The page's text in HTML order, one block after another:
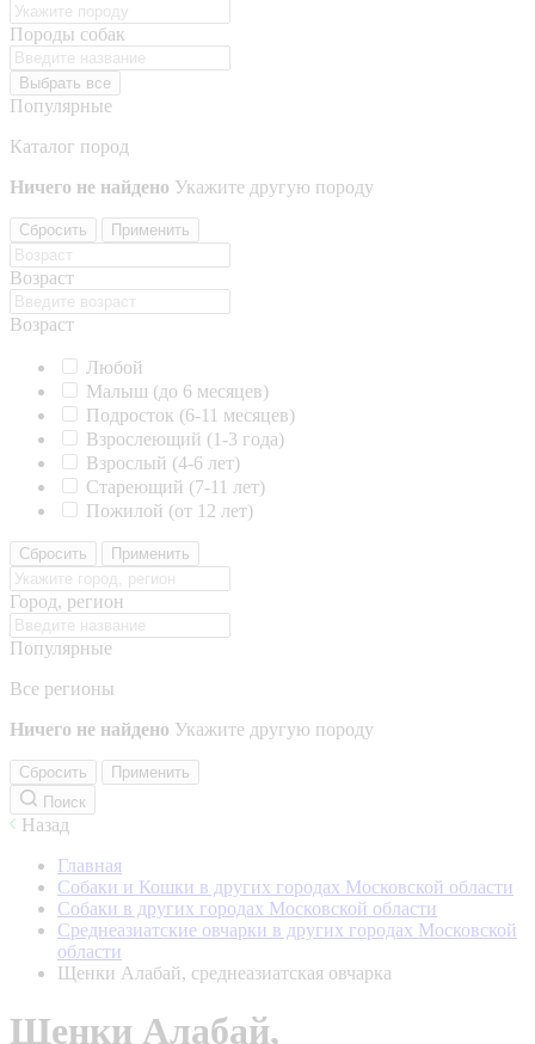
Породы собак
Выбрать все
Популярные
Каталог пород
Ничего не найдено Укажите другую породу
Сбросить Применить
Возраст
Возраст
Любой
Малыш (до 6 месяцев)
Подросток (6-11 месяцев)
Взрослеющий (1-3 года)
Взрослый (4-6 лет)
Стареющий (7-11 лет)
Пожилой (от 12 лет)
Сбросить Применить
Город, регион
Популярные
Все регионы
Ничего не найдено Укажите другую породу
Сбросить
Применить
Поиск
Назад
Главная
Собаки и Кошки в других городах Московской области
Собаки в других городах Московской области
Среднеазиатские овчарки в других городах Московской
области
Щенки Алабай, среднеазиатская овчарка
Щенки Алабай,